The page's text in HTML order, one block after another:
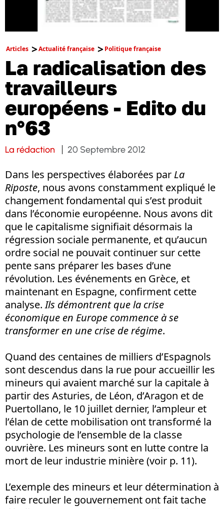
Articles Actualité française Politique française
La radicalisation des
travailleurs
européens - Edito du
n°63
La rédaction 20 Septembre 2012
Dans les perspectives élaborées par La
Riposte, nous avons constamment expliqué le
changement fondamental qui s’est produit
dans l’économie européenne. Nous avons dit
que le capitalisme signifiait désormais la
régression sociale permanente, et qu’aucun
ordre social ne pouvait continuer sur cette
pente sans préparer les bases d’une
révolution. Les événements en Grèce, et
maintenant en Espagne, confirment cette
analyse.Ils démontrent que la crise
économique en Europe commence à se
transformer en une crise de régime.
Quand des centaines de milliers d’Espagnols
sont descendus dans la rue pour accueillir les
mineurs qui avaient marché sur la capitale à
partir des Asturies, de Léon, d’Aragon et de
Puertollano, le 10 juillet dernier, l’ampleur et
l’élan de cette mobilisation ont transformé la
psychologie de l’ensemble de la classe
ouvrière. Les mineurs sont en lutte contre la
mort de leur industrie minière (voir p. 11).
L’exemple des mineurs et leur détermination à
faire reculer le gouvernement ont fait tache